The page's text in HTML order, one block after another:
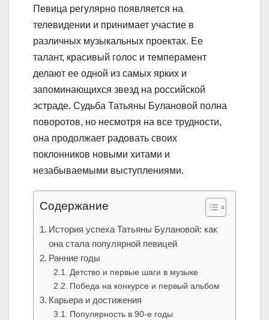
Певица регулярно появляется на
телевидении и принимает участие в
различных музыкальных проектах. Ее
талант, красивый голос и темперамент
делают ее одной из самых ярких и
запоминающихся звезд на российской
эстраде. Судьба Татьяны Булановой полна
поворотов, но несмотря на все трудности,
она продолжает радовать своих
поклонников новыми хитами и
незабываемыми выступлениями.
Содержание
История успеха Татьяны Булановой: как
она стала популярной певицей
Ранние годы
Детство и первые шаги в музыке
Победа на конкурсе и первый альбом
Карьера и достижения
Популярность в 90-е годы